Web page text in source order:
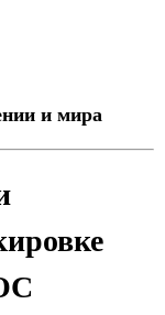
и мира